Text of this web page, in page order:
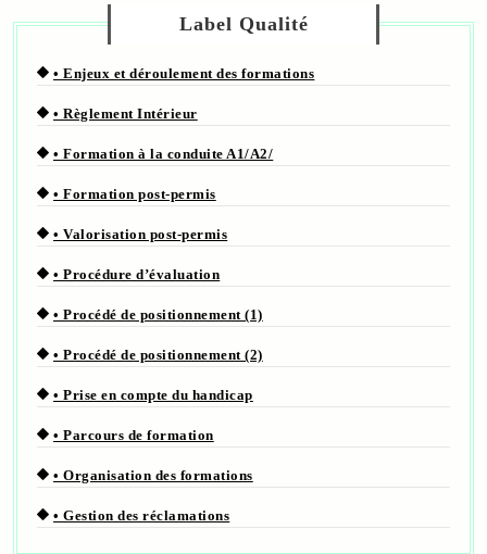
Label Qualité
• Enjeux et déroulement des formations
• Règlement Intérieur
• Formation à la conduite A1/A2/
• Formation post-permis
• Valorisation post-permis
• Procédure d’évaluation
• Procédé de positionnement (1)
• Procédé de positionnement (2)
• Prise en compte du handicap
• Parcours de formation
• Organisation des formations
• Gestion des réclamations